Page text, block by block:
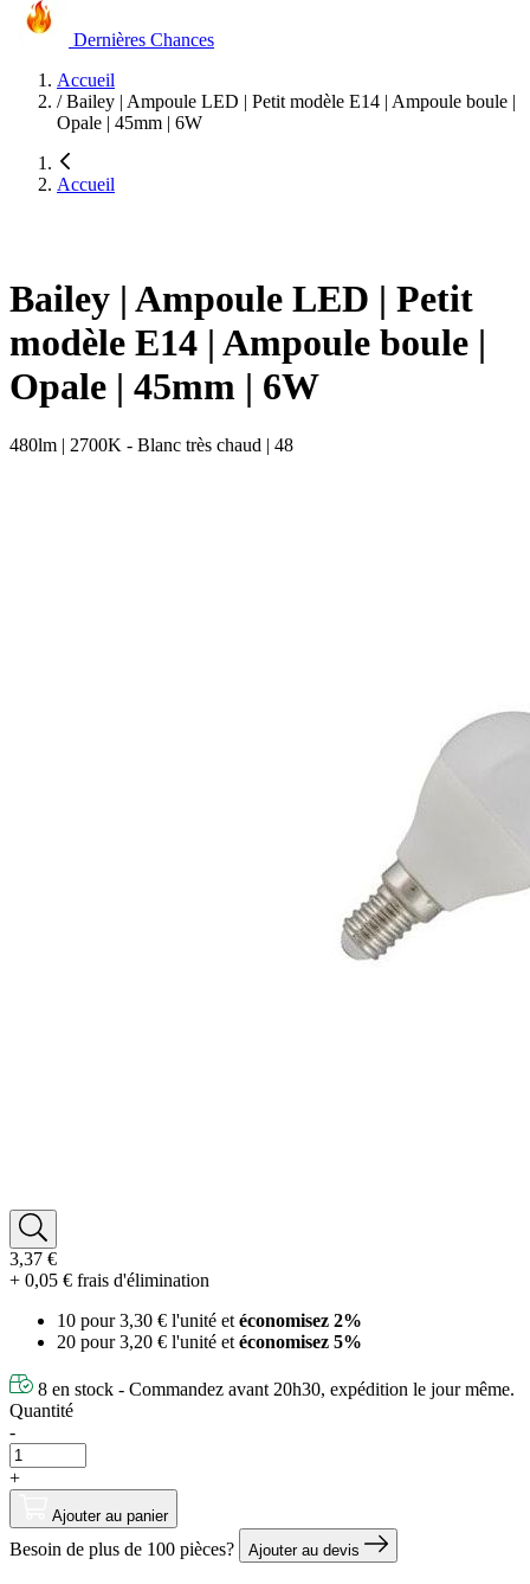
Dernières Chances
Accueil
/ Bailey | Ampoule LED | Petit modèle E14 | Ampoule boule |
Opale | 45mm | 6W
Accueil
Bailey | Ampoule LED | Petit
modèle E14 | Ampoule boule |
Opale | 45mm | 6W
480lm | 2700K - Blanc très chaud | 48
3,37 €
+ 0,05 € frais d'élimination
10 pour3,30 € l'unité et économisez 2%
20 pour3,20 € l'unité et économisez 5%
8 en stock - Commandez avant 20h30, expédition le jour même.
Quantité
-
+
Ajouter au panier
Besoin de plus de 100 pièces? Ajouter au devis